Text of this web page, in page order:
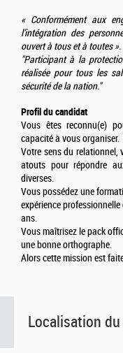
« Conformément aux
l’intégration des
ouvert à tous et à toutes ».
"Participant à la
réalisée pour tous les
sécurité de la nation."
Profil du candidat
Vous êtes reconnu(e)
capacité à vous organiser.
Votre sens du relationnel,
atouts pour répondre
diverses.
Vous possédez une
expérience
ans.
Vous maîtrisez le pack
une bonne orthographe.
Alors cette mission est
Localisation